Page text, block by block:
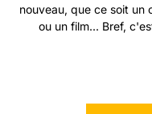
nouveau, que ce soit un
ou un film... Bref,